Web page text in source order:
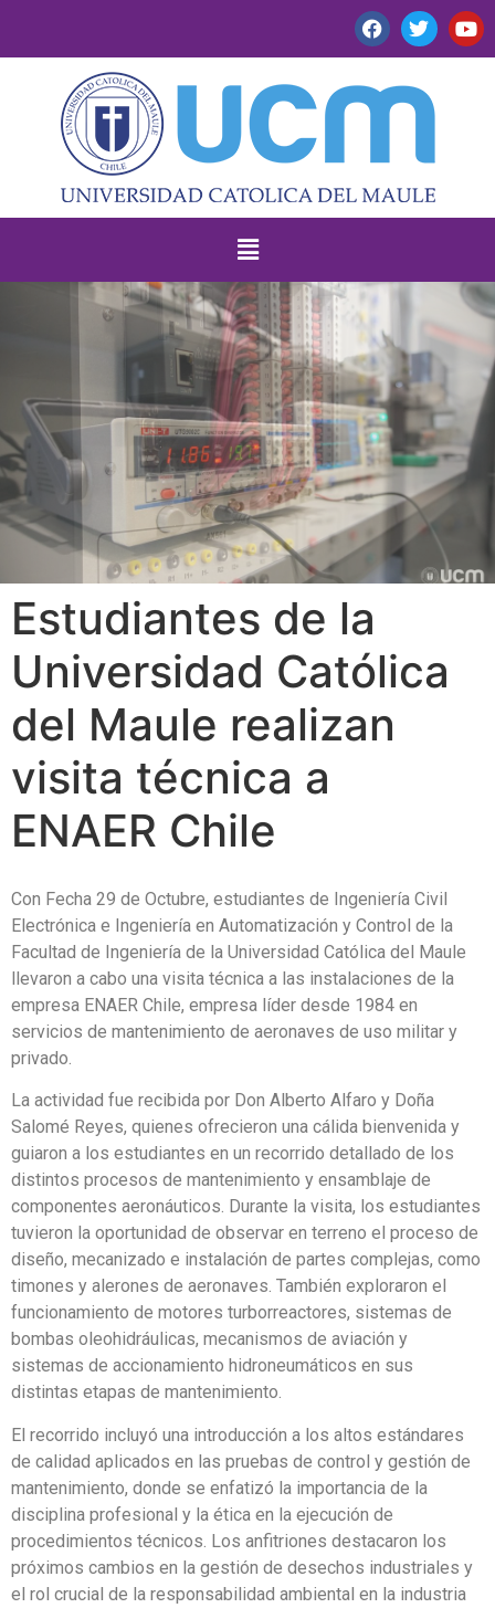
Estudiantes de la
Universidad Católica
del Maule realizan
visita técnica a
ENAER Chile
Con Fecha 29 de Octubre, estudiantes de Ingeniería Civil
Electrónica e Ingeniería en Automatización y Control de la
Facultad de Ingeniería de la Universidad Católica del Maule
llevaron a cabo una visita técnica a las instalaciones de la
empresa ENAER Chile, empresa líder desde 1984 en
servicios de mantenimiento de aeronaves de uso militar y
privado.
La actividad fue recibida por Don Alberto Alfaro y Doña
Salomé Reyes, quienes ofrecieron una cálida bienvenida y
guiaron a los estudiantes en un recorrido detallado de los
distintos procesos de mantenimiento y ensamblaje de
componentes aeronáuticos. Durante la visita, los estudiantes
tuvieron la oportunidad de observar en terreno el proceso de
diseño, mecanizado e instalación de partes complejas, como
timones y alerones de aeronaves. También exploraron el
funcionamiento de motores turborreactores, sistemas de
bombas oleohidráulicas, mecanismos de aviación y
sistemas de accionamiento hidroneumáticos en sus
distintas etapas de mantenimiento.
El recorrido incluyó una introducción a los altos estándares
de calidad aplicados en las pruebas de control y gestión de
mantenimiento, donde se enfatizó la importancia de la
disciplina profesional y la ética en la ejecución de
procedimientos técnicos. Los anfitriones destacaron los
próximos cambios en la gestión de desechos industriales y
el rol crucial de la responsabilidad ambiental en la industria